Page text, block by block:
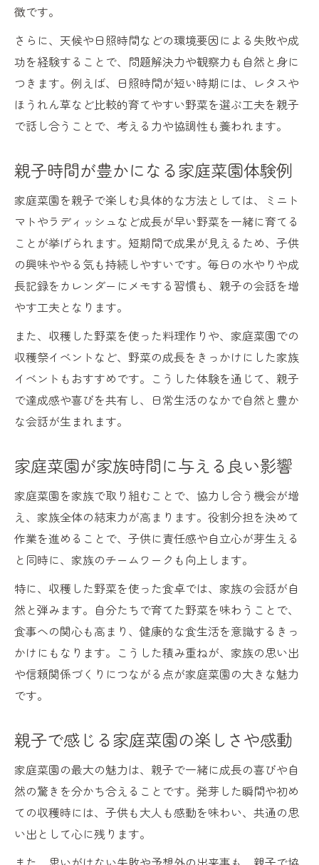
家庭菜園が親子の自然体験を深める理由
自然とふれあう家庭菜園で親子時間を満喫
家庭菜園で学ぶ自然の不思議と親子の対話
家庭菜園が家族時間に与える教育的な価値
親子時間を豊かにする野菜栽培アイデア
家庭菜園で親子時間を楽しむ栽培アイデア
初心者におすすめの家庭菜園野菜の選び方
家族みんなで挑戦できる家庭菜園の工夫
家庭菜園で親子の会話が増える工夫集
子供と一緒に作る家庭菜園の観察日記活用
法
徴です。
さらに、天候や日照時間などの環境要因による失敗や成
功を経験することで、問題解決力や観察力も自然と身に
つきます。例えば、日照時間が短い時期には、レタスや
ほうれん草など比較的育てやすい野菜を選ぶ工夫を親子
で話し合うことで、考える力や協調性も養われます。
親子時間が豊かになる家庭菜園体験例
家庭菜園を親子で楽しむ具体的な方法としては、ミニト
マトやラディッシュなど成長が早い野菜を一緒に育てる
ことが挙げられます。短期間で成果が見えるため、子供
の興味ややる気も持続しやすいです。毎日の水やりや成
長記録をカレンダーにメモする習慣も、親子の会話を増
やす工夫となります。
また、収穫した野菜を使った料理作りや、家庭菜園での
収穫祭イベントなど、野菜の成長をきっかけにした家族
イベントもおすすめです。こうした体験を通じて、親子
で達成感や喜びを共有し、日常生活のなかで自然と豊か
な会話が生まれます。
家庭菜園が家族時間に与える良い影響
家庭菜園を家族で取り組むことで、協力し合う機会が増
え、家族全体の結束力が高まります。役割分担を決めて
作業を進めることで、子供に責任感や自立心が芽生える
と同時に、家族のチームワークも向上します。
特に、収穫した野菜を使った食卓では、家族の会話が自
然と弾みます。自分たちで育てた野菜を味わうことで、
食事への関心も高まり、健康的な食生活を意識するきっ
かけにもなります。こうした積み重ねが、家族の思い出
や信頼関係づくりにつながる点が家庭菜園の大きな魅力
です。
親子で感じる家庭菜園の楽しさや感動
家庭菜園の最大の魅力は、親子で一緒に成長の喜びや自
然の驚きを分かち合えることです。発芽した瞬間や初め
ての収穫時には、子供も大人も感動を味わい、共通の思
い出として心に残ります。